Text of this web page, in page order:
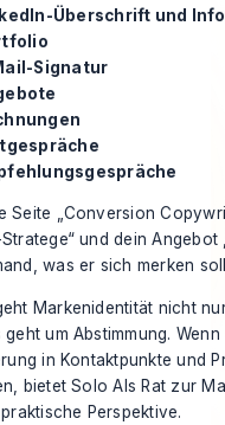
Überschrift und
Signatur
Seite „Conversion
und dein Angebot
was er sich merken
Markenidentität nicht
geht um Abstimmung.
in Kontaktpunkte und
bietetSolo AIs Rat zur
Perspektive.